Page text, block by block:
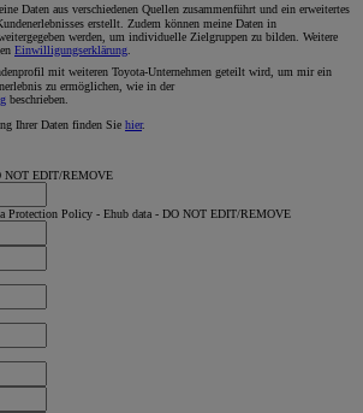
Daten aus verschiedenen Quellen zusammenführt und ein erweitertes
erstellt. Zudem können meine Daten in
werden, um individuelle Zielgruppen zu bilden. Weitere
Einwilligungserklärung
mit weiteren Toyota-Unternehmen geteilt wird, um mir ein
zu ermöglichen, wie in der
beschrieben.
Ihrer Daten finden Sie hier.
NOT EDIT/REMOVE
Protection Policy - Ehub data - DO NOT EDIT/REMOVE